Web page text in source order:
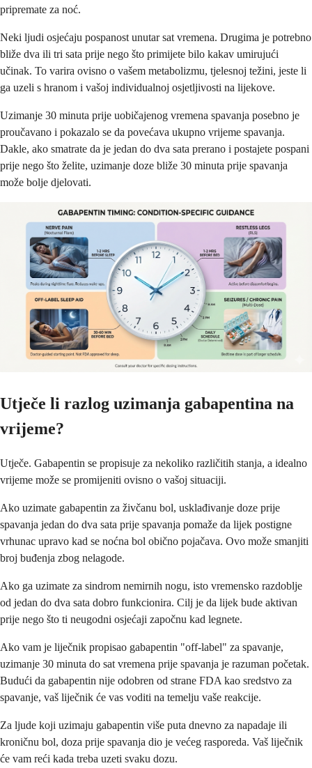
pripremate za noć.
Neki ljudi osjećaju pospanost unutar sat vremena. Drugima je potrebno
bliže dva ili tri sata prije nego što primijete bilo kakav umirujući
učinak. To varira ovisno o vašem metabolizmu, tjelesnoj težini, jeste li
ga uzeli s hranom i vašoj individualnoj osjetljivosti na lijekove.
Uzimanje 30 minuta prije uobičajenog vremena spavanja posebno je
proučavano i pokazalo se da povećava ukupno vrijeme spavanja.
Dakle, ako smatrate da je jedan do dva sata prerano i postajete pospani
prije nego što želite, uzimanje doze bliže 30 minuta prije spavanja
može bolje djelovati.
Utječe li razlog uzimanja gabapentina na
vrijeme?
Utječe. Gabapentin se propisuje za nekoliko različitih stanja, a idealno
vrijeme može se promijeniti ovisno o vašoj situaciji.
Ako uzimate gabapentin za živčanu bol, usklađivanje doze prije
spavanja jedan do dva sata prije spavanja pomaže da lijek postigne
vrhunac upravo kad se noćna bol obično pojačava. Ovo može smanjiti
broj buđenja zbog nelagode.
Ako ga uzimate za sindrom nemirnih nogu, isto vremensko razdoblje
od jedan do dva sata dobro funkcionira. Cilj je da lijek bude aktivan
prije nego što ti neugodni osjećaji započnu kad legnete.
Ako vam je liječnik propisao gabapentin "off-label" za spavanje,
uzimanje 30 minuta do sat vremena prije spavanja je razuman početak.
Budući da gabapentin nije odobren od strane FDA kao sredstvo za
spavanje, vaš liječnik će vas voditi na temelju vaše reakcije.
Za ljude koji uzimaju gabapentin više puta dnevno za napadaje ili
kroničnu bol, doza prije spavanja dio je većeg rasporeda. Vaš liječnik
će vam reći kada treba uzeti svaku dozu.